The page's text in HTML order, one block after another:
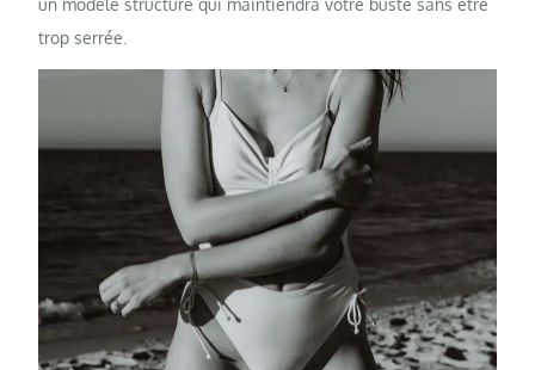
un modèle structuré qui maintiendra votre buste sans être
trop serrée.